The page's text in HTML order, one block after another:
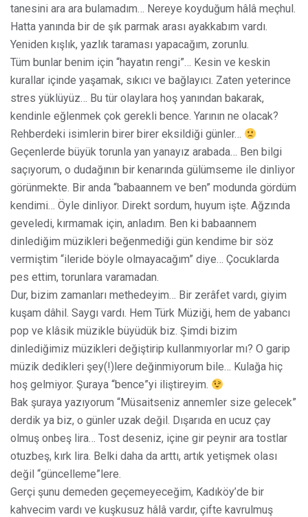
tanesini ara ara bulamadım… Nereye koyduğum hâlâ meçhul.
Hatta yanında bir de şık parmak arası ayakkabım vardı.
Yeniden kışlık, yazlık taraması yapacağım, zorunlu.
Tüm bunlar benim için “hayatın rengi”… Kesin ve keskin
kurallar içinde yaşamak, sıkıcı ve bağlayıcı. Zaten yeterince
stres yüklüyüz… Bu tür olaylara hoş yanından bakarak,
kendinle eğlenmek çok gerekli bence. Yarının ne olacak?
Rehberdeki isimlerin birer birer eksildiği günler…
Geçenlerde büyük torunla yan yanayız arabada… Ben bilgi
saçıyorum, o dudağının bir kenarında gülümseme ile dinliyor
görünmekte. Bir anda “babaannem ve ben” modunda gördüm
kendimi… Öyle dinliyor. Direkt sordum, huyum işte. Ağzında
geveledi, kırmamak için, anladım. Ben ki babaannem
dinlediğim müzikleri beğenmediği gün kendime bir söz
vermiştim “ileride böyle olmayacağım” diye… Çocuklarda
pes ettim, torunlara varamadan.
Dur, bizim zamanları methedeyim… Bir zerâfet vardı, giyim
kuşam dâhil. Saygı vardı. Hem Türk Müziği, hem de yabancı
pop ve klâsik müzikle büyüdük biz. Şimdi bizim
dinlediğimiz müzikleri değiştirip kullanmıyorlar mı? O garip
müzik dedikleri şey(!)lere değinmiyorum bile… Kulağa hiç
hoş gelmiyor. Şuraya “bence”yi iliştireyim.
Bak şuraya yazıyorum “Müsaitseniz annemler size gelecek”
derdik ya biz, o günler uzak değil. Dışarıda en ucuz çay
olmuş onbeş lira… Tost deseniz, içine gir peynir ara tostlar
otuzbeş, kırk lira. Belki daha da arttı, artık yetişmek olası
değil “güncelleme”lere.
Gerçi şunu demeden geçemeyeceğim, Kadıköy’de bir
kahvecim vardı ve kuşkusuz hâlâ vardır, çifte kavrulmuş